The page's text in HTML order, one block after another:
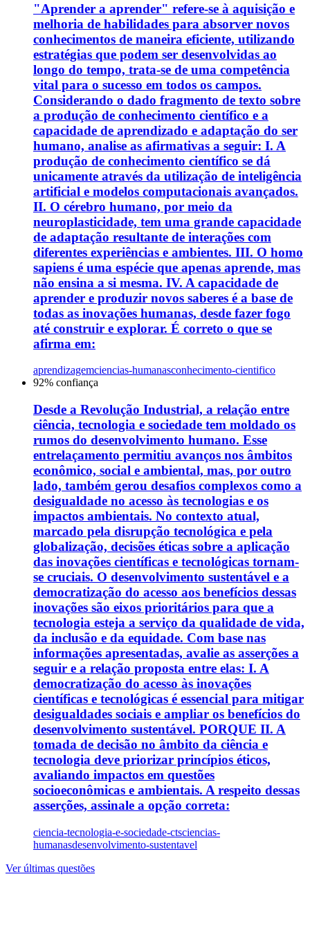
"Aprender a aprender" refere-se à aquisição e
melhoria de habilidades para absorver novos
conhecimentos de maneira eficiente, utilizando
estratégias que podem ser desenvolvidas ao
longo do tempo, trata-se de uma competência
vital para o sucesso em todos os campos.
Considerando o dado fragmento de texto sobre
a produção de conhecimento científico e a
capacidade de aprendizado e adaptação do ser
humano, analise as afirmativas a seguir: I. A
produção de conhecimento científico se dá
unicamente através da utilização de inteligência
artificial e modelos computacionais avançados.
II. O cérebro humano, por meio da
neuroplasticidade, tem uma grande capacidade
de adaptação resultante de interações com
diferentes experiências e ambientes. III. O homo
sapiens é uma espécie que apenas aprende, mas
não ensina a si mesma. IV. A capacidade de
aprender e produzir novos saberes é a base de
todas as inovações humanas, desde fazer fogo
até construir e explorar. É correto o que se
afirma em:
aprendizagemciencias-humanasconhecimento-cientifico
92% confiança
Desde a Revolução Industrial, a relação entre
ciência, tecnologia e sociedade tem moldado os
rumos do desenvolvimento humano. Esse
entrelaçamento permitiu avanços nos âmbitos
econômico, social e ambiental, mas, por outro
lado, também gerou desafios complexos como a
desigualdade no acesso às tecnologias e os
impactos ambientais. No contexto atual,
marcado pela disrupção tecnológica e pela
globalização, decisões éticas sobre a aplicação
das inovações científicas e tecnológicas tornam-
se cruciais. O desenvolvimento sustentável e a
democratização do acesso aos benefícios dessas
inovações são eixos prioritários para que a
tecnologia esteja a serviço da qualidade de vida,
da inclusão e da equidade. Com base nas
informações apresentadas, avalie as asserções a
seguir e a relação proposta entre elas: I. A
democratização do acesso às inovações
científicas e tecnológicas é essencial para mitigar
desigualdades sociais e ampliar os benefícios do
desenvolvimento sustentável. PORQUE II. A
tomada de decisão no âmbito da ciência e
tecnologia deve priorizar princípios éticos,
avaliando impactos em questões
socioeconômicas e ambientais. A respeito dessas
asserções, assinale a opção correta:
ciencia-tecnologia-e-sociedade-ctsciencias-
humanasdesenvolvimento-sustentavel
Ver últimas questões